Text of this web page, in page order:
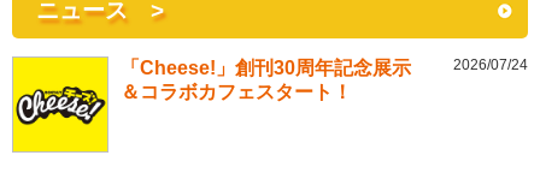
ニュース >
「Cheese!」創刊30周年記念展示
＆コラボカフェスタート！
2026/07/24